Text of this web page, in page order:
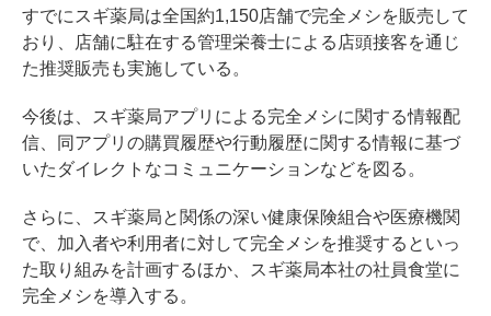
すでにスギ薬局は全国約1,150店舗で完全メシを販売して
おり、店舗に駐在する管理栄養士による店頭接客を通じ
た推奨販売も実施している。
今後は、スギ薬局アプリによる完全メシに関する情報配
信、同アプリの購買履歴や行動履歴に関する情報に基づ
いたダイレクトなコミュニケーションなどを図る。
さらに、スギ薬局と関係の深い健康保険組合や医療機関
で、加入者や利用者に対して完全メシを推奨するといっ
た取り組みを計画するほか、スギ薬局本社の社員食堂に
完全メシを導入する。